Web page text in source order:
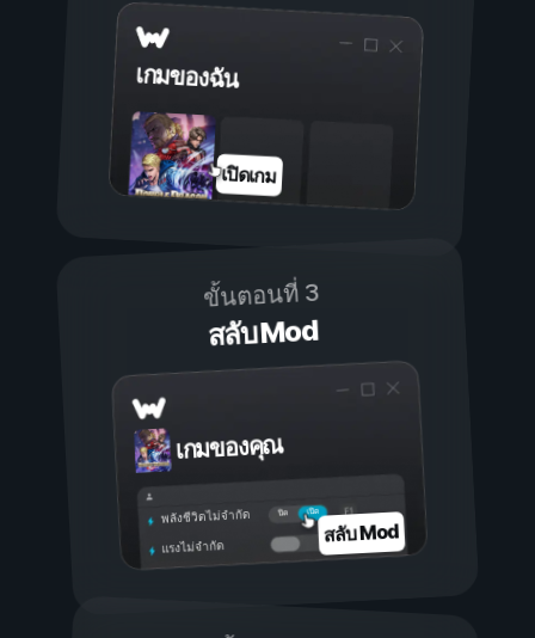
เกมของฉัน
เปิดเกม
ขั้นตอนที่ 3
สลับ Mod
เกมของคุณ
เปิด
ปิด
พลังชีวิตไม่จำกัด
แรงไม่จำกัด สลับ Mod